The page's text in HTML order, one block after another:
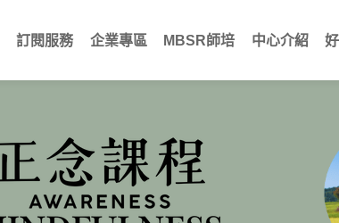
訂閱服務 企業專區 MBSR師培 中心介紹